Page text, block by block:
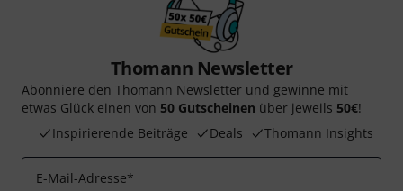
Thomann Newsletter
Abonniere den Thomann Newsletter und gewinne mit
etwas Glück einen von 50 Gutscheinen über jeweils 50€!
Inspirierende Beiträge
Deals Thomann Insights
E-Mail-Adresse*